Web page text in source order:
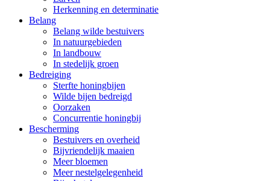
Herkenning en determinatie
Belang
Belang wilde bestuivers
In natuurgebieden
In landbouw
In stedelijk groen
Bedreiging
Sterfte honingbijen
Wilde bijen bedreigd
Oorzaken
Concurrentie honingbij
Bescherming
Bestuivers en overheid
Bijvriendelijk maaien
Meer bloemen
Meer nestelgelegenheid